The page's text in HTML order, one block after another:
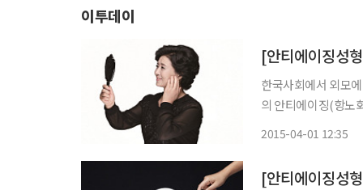
이투데이
[안티에이징성
한국사회에서 외모
의 안티에이징(항노
2015-04-01 12:35
[안티에이징성